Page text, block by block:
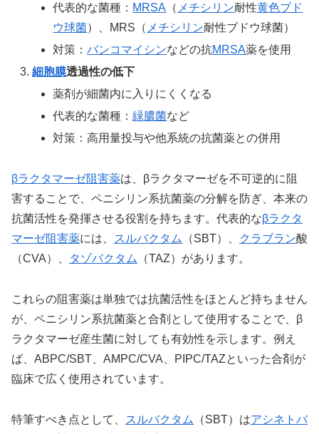
代表的な菌種： MRSA （ メチシリン耐性黄色ブド
ウ球菌）、MRS（ メチシリン耐性ブドウ球菌）
対策：バンコマイシンなどの抗MRSA薬を使用
細胞膜透過性の低下
薬剤が細菌内に入りにくくなる
代表的な菌種：緑膿菌など
対策：高用量投与や他系統の抗菌薬との併用
βラクタマーゼ阻害薬は、βラクタマーゼを不可逆的に阻
害することで、ペニシリン系抗菌薬の分解を防ぎ、本来の
抗菌活性を発揮させる役割を持ちます。代表的なβラクタ
マーゼ阻害薬には、 スルバクタム （SBT）、 クラブラン酸
（CVA）、
タゾバクタム （TAZ）があります。
これらの阻害薬は単独では抗菌活性をほとんど持ちません
が、ペニシリン系抗菌薬と合剤として使用することで、β
ラクタマーゼ産生菌に対しても有効性を示します。例え
ば、ABPC/SBT、AMPC/CVA、PIPC/TAZといった合剤が
臨床で広く使用されています。
特筆すべき点として、 スルバクタム （SBT）はアシネトバ